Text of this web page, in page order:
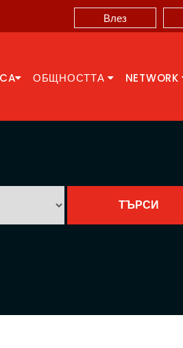
Влез
ОБЩНОСТТА NETWORK